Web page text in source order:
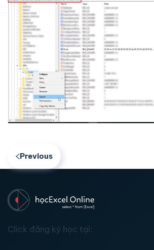
Previous
Click đăng ký học tại: